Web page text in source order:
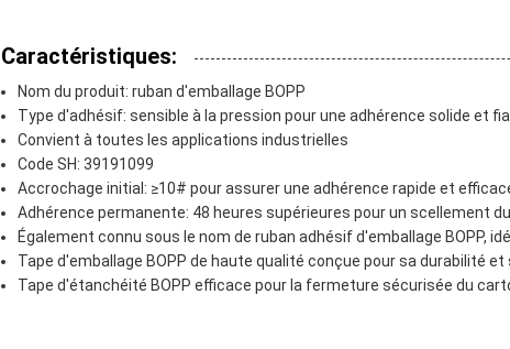
Caractéristiques:
Nom du produit: ruban d'emballage BOPP
Type d'adhésif: sensible à la pression pour une adhérence solide et
Convient à toutes les applications industrielles
Code SH: 39191099
Accrochage initial: ≥10# pour assurer une adhérence rapide et
Adhérence permanente: 48 heures supérieures pour un scellement
Également connu sous le nom de ruban adhésif d'emballage BOPP,
Tape d'emballage BOPP de haute qualité conçue pour sa durabilité
Tape d'étanchéité BOPP efficace pour la fermeture sécurisée du